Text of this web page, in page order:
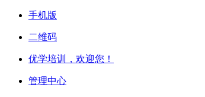
手机版
二维码
优学培训， 欢迎您！
管理中心